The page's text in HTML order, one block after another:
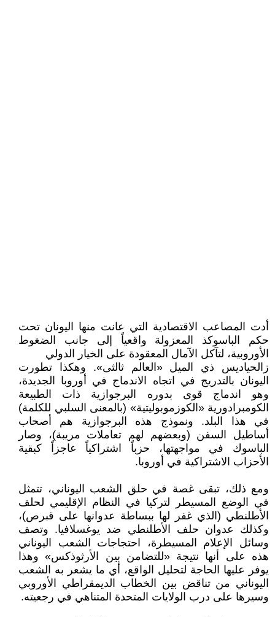
أدت المصاعب الاقتصادية التي عانت منها اليونان تحت
حكم الباسوكذ المعزولة واقعياً إلى جانب الضغوط
الأوروبية، لتآكل الآمال المعقودة على الخيار الدولي
زالحياديس ذي الميل «العالم ثالثى». وهكذا تطورت
اليونان بالتدريج في اتجاه الاندماج في أوروبا الجديدة،
وهو اندماج قوى بدوره البرجوازية ذات الطبيعة
الكومبرادورية «الكوزموبوليتية» (بالمعنى السلبي للكلمة)
في هذا البلد. ونموذج هذه البرجوازية هم أصحاب
أساطيل السفن (وبعضهم لهم تعاملات مريبة)، وصار
الباسوك في مواجهتها، حزباً اشتراكياً عاجزاً كبقية
الأحزاب الاشتراكية في أوروبا.
ومع ذلك، تبقى غصة في حلق الشعب اليوناني، تتمثل
في الوضع المسيطر لتركيا في النظام الإقليمي لحلف
الأطلنطي (الذي غفر لها ببساطة عدوانها على قبرص)،
وكذلك عدوان حلف الأطلنطي ضد يوغسلافيا. وتصف
وسائل الإعلام المسيطرة، احتجاجات الشعب اليوناني
هذه على أنها نتيجة «للتضامن بين الأرثوذكس» وهذا
يوفر عليها الحاجة لتحليل الواقع، أي ما يشعر به الشعب
اليوناني من تناقض بين الخطاب الديمقراطي الأوروبي
وسيرها على درب الولايات المتحدة المتناهي في رجعيته.